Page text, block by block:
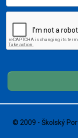
© 2009 - Školský